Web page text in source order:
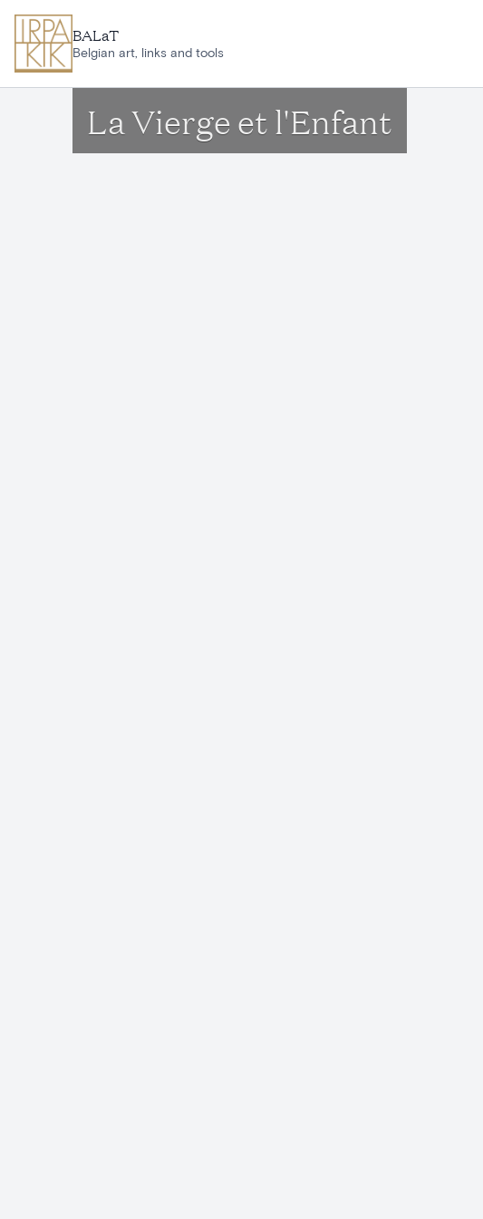
BALaT
Belgian art, links and tools
La Vierge et l'Enfant